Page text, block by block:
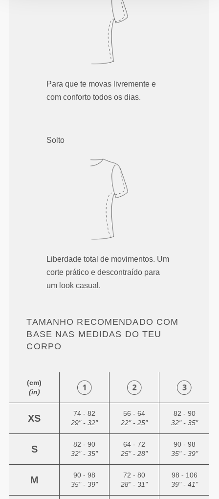
Para que te movas livremente e
com conforto todos os dias.
Solto
Liberdade total de movimentos. Um
corte prático e descontraído para
um look casual.
TAMANHO RECOMENDADO COM
BASE NAS MEDIDAS DO TEU
CORPO
(cm)
(in)
XS
74 - 82
29" - 32"
56 - 64
22" - 25"
82 - 90
32" - 35"
S
82 - 90
32" - 35"
64 - 72
25" - 28"
90 - 98
35" - 39"
M
90 - 98
35" - 39"
72 - 80
28" - 31"
98 - 106
39" - 41"